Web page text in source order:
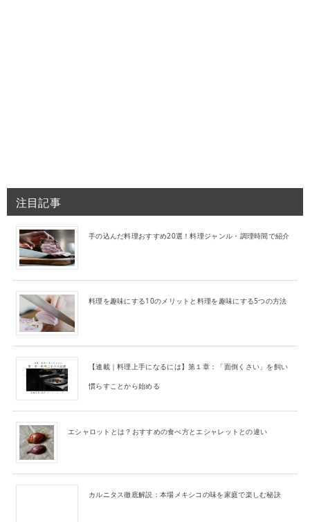
注目記事
手の込んだ料理おすすめ20選！料理ジャンル・調理時間で紹介
料理を趣味にする10のメリットと料理を趣味にする5つの方法
【連載｜料理上手になるには】第１章：「面倒くさい」を飼い
慣らすことから始める
エシャロットとは？おすすめの食べ方とエシャレットとの違い
カルニタス徹底解説：本場メキシコの味を家庭で楽しむ秘訣